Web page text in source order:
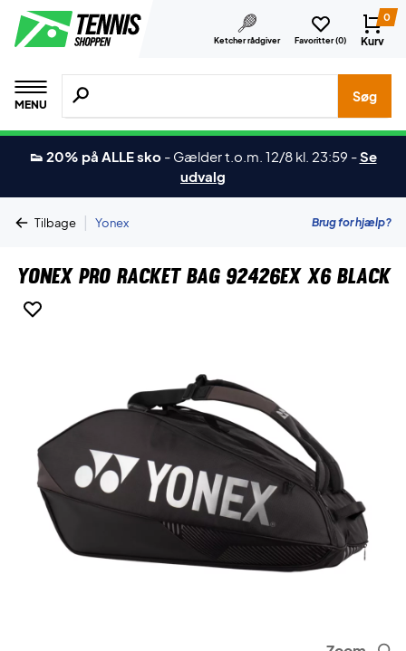
Ketcher rådgiver Favoritter (0)
0
Kurv
MENU
Søg efter produkter, mærker etc.
Søg
👟 20% på ALLE sko - Gælder t.o.m. 12/8 kl. 23:59 -Se
udvalg
Tilbage | Yonex Brug for hjælp?
Yonex Pro Racket Bag 92426EX X6 Black